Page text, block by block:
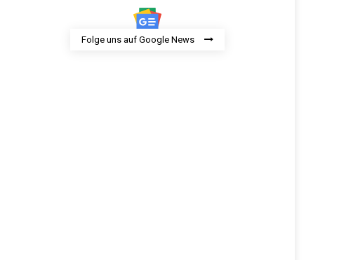
Folge uns auf Google News